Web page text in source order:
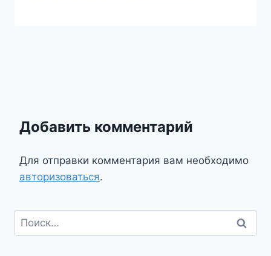
Добавить комментарий
Для отправки комментария вам необходимо
авторизоваться.
Найти: